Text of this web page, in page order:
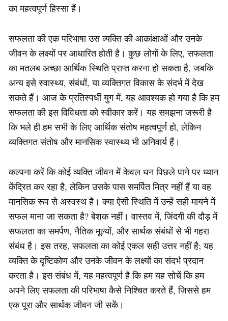
का महत्वपूर्ण हिस्सा हैं।
सफलता की एक परिभाषा उस व्यक्ति की आकांक्षाओं और उनके
जीवन के लक्ष्यों पर आधारित होती है। कुछ लोगों के लिए, सफलता
का मतलब अच्छा आर्थिक स्थिति प्राप्त करना हो सकता है, जबकि
अन्य इसे स्वास्थ्य, संबंधों, या व्यक्तिगत विकास के संदर्भ में देख
सकते हैं। आज के प्रतिस्पर्धी युग में, यह आवश्यक हो गया है कि हम
सफलता की इस विविधता को स्वीकार करें। यह समझना जरूरी है
कि भले ही हम सभी के लिए आर्थिक संतोष महत्वपूर्ण हो, लेकिन
व्यक्तिगत संतोष और मानसिक स्वास्थ्य भी अनिवार्य हैं।
कल्पना करें कि कोई व्यक्ति जीवन में केवल धन पिछले पाने पर ध्यान
केंद्रित कर रहा है, लेकिन उसके पास समर्पित मित्र नहीं हैं या वह
मानसिक रूप से अस्वस्थ है। क्या ऐसी स्थिति में उन्हें सही मायने में
सफल माना जा सकता है? बेशक नहीं। वास्तव में, जिंदगी की दौड़ में
सफलता का समर्पण, नैतिक मूल्यों, और सार्थक संबंधों से भी गहरा
संबंध है। इस तरह, सफलता का कोई एकल सही उत्तर नहीं है; यह
व्यक्ति के दृष्टिकोण और उनके जीवन के लक्ष्यों का संदर्भ प्रदान
करता है। इस संबंध में, यह महत्वपूर्ण है कि हम यह सोचें कि हम
अपने लिए सफलता की परिभाषा कैसे निश्चित करते हैं, जिससे हम
एक पूरा और सार्थक जीवन जी सकें।